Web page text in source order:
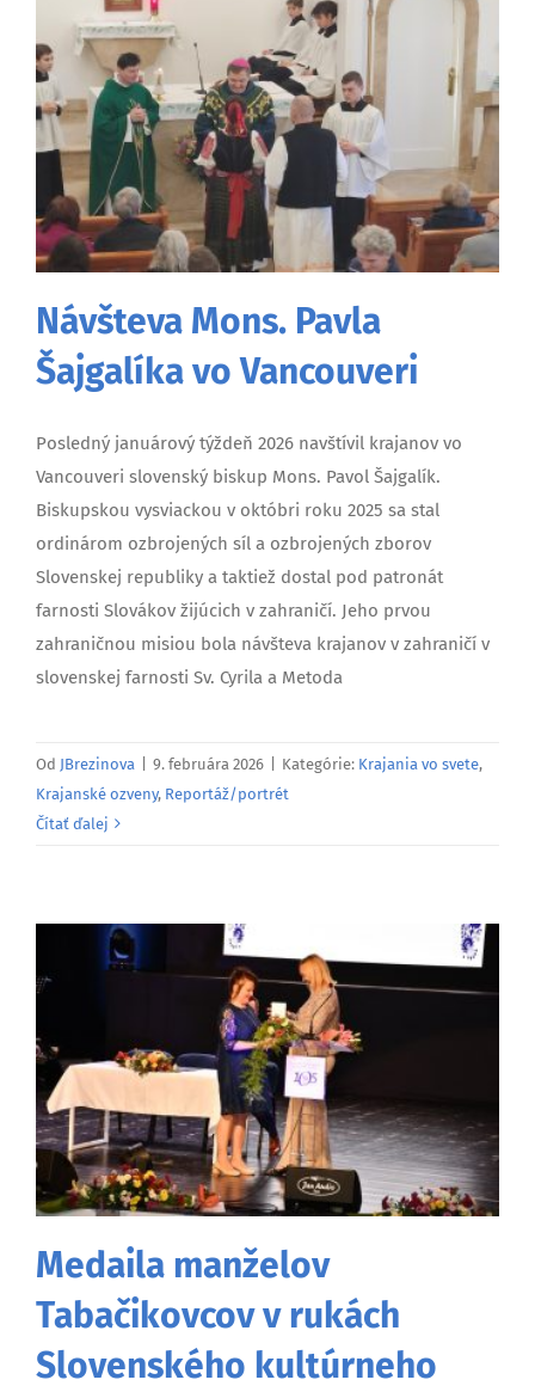
Návšteva Mons. Pavla
Šajgalíka vo Vancouveri
Posledný januárový týždeň 2026 navštívil krajanov vo
Vancouveri slovenský biskup Mons. Pavol Šajgalík.
Biskupskou vysviackou v októbri roku 2025 sa stal
ordinárom ozbrojených síl a ozbrojených zborov
Slovenskej republiky a taktiež dostal pod patronát
farnosti Slovákov žijúcich v zahraničí. Jeho prvou
zahraničnou misiou bola návšteva krajanov v zahraničí v
slovenskej farnosti Sv. Cyrila a Metoda
Od JBrezinova 9. februára 2026 Kategórie: Krajania vo svete,
Krajanské ozveny, Reportáž/portrét
Čítať ďalej
Medaila manželov
Tabačikovcov v rukách
Slovenského kultúrneho